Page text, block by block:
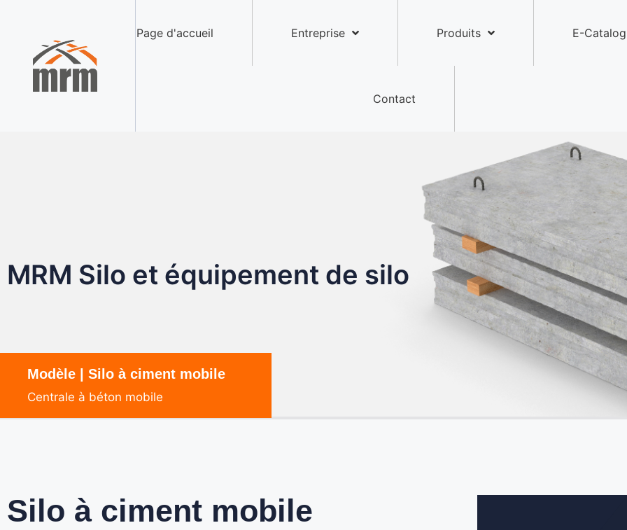
Page d'accueil Entreprise Produits E-
Contact
MRM Silo et équipement de silo
Modèle | Silo à ciment mobile
Centrale à béton mobile
Silo à ciment mobile